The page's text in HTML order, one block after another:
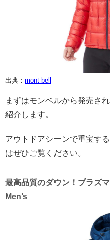
出典： mont-bell
まずはモンベルから発売さ
紹介します。
アウトドアシーンで重宝す
はぜひご覧ください。
最高品質のダウン！プラズ
Men’s